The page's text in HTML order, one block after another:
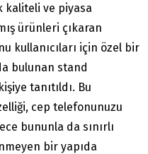
kaliteli ve piyasa
ürünleri çıkaran
kullanıcıları için özel bir
bulunan stand
tanıtıldı. Bu
cep telefonunuzu
bununla da sınırlı
bir yapıda